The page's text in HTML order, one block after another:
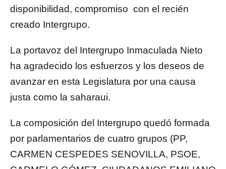
disponibilidad, compromiso con el recién
creado Intergrupo.
La portavoz del Intergrupo Inmaculada Nieto
ha agradecido los esfuerzos y los deseos de
avanzar en esta Legislatura por una causa
justa como la saharaui.
La composición del Intergrupo quedó formada
por parlamentarios de cuatro grupos (PP,
CARMEN CESPEDES SENOVILLA, PSOE,